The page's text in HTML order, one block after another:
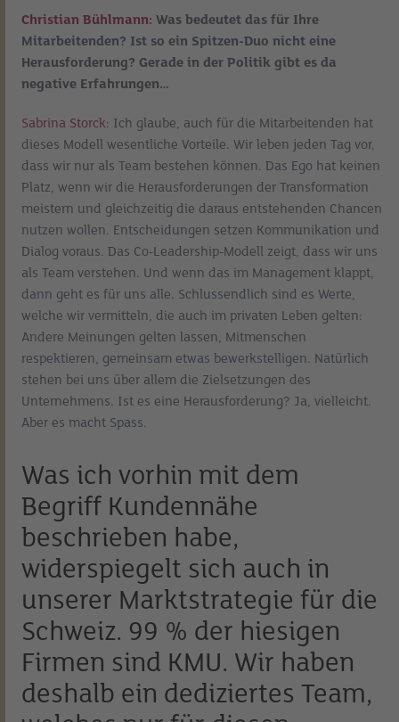
Christian Bühlmann: Was bedeutet das für Ihre
Mitarbeitenden? Ist so ein Spitzen-Duo nicht eine
Herausforderung? Gerade in der Politik gibt es da
negative Erfahrungen…
Sabrina Storck: Ich glaube, auch für die Mitarbeitenden hat
dieses Modell wesentliche Vorteile. Wir leben jeden Tag vor,
dass wir nur als Team bestehen können. Das Ego hat keinen
Platz, wenn wir die Herausforderungen der Transformation
meistern und gleichzeitig die daraus entstehenden Chancen
nutzen wollen. Entscheidungen setzen Kommunikation und
Dialog voraus. Das Co-Leadership-Modell zeigt, dass wir uns
als Team verstehen. Und wenn das im Management klappt,
dann geht es für uns alle. Schlussendlich sind es Werte,
welche wir vermitteln, die auch im privaten Leben gelten:
Andere Meinungen gelten lassen, Mitmenschen
respektieren, gemeinsam etwas bewerkstelligen. Natürlich
stehen bei uns über allem die Zielsetzungen des
Unternehmens. Ist es eine Herausforderung? Ja, vielleicht.
Aber es macht Spass.
Was ich vorhin mit dem
Begriff Kundennähe
beschrieben habe,
widerspiegelt sich auch in
unserer Marktstrategie für die
Schweiz. 99 % der hiesigen
Firmen sind KMU. Wir haben
deshalb ein dediziertes Team,